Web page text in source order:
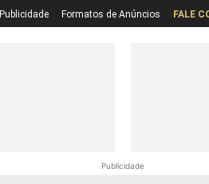
Publicidade Formatos de Anúncios FALE
Publicidade